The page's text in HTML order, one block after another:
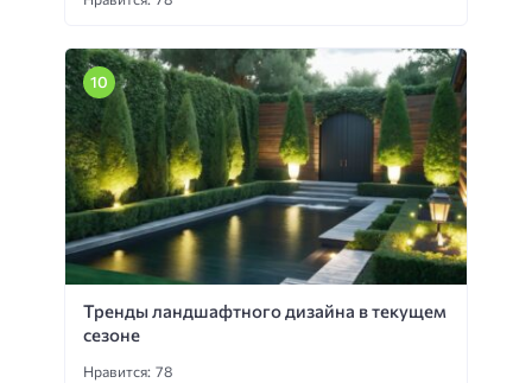
Тренды ландшафтного дизайна в текущем
сезоне
Нравится: 78